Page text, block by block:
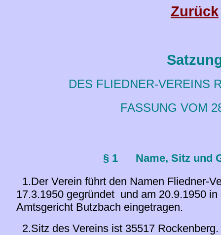
Zurück
DES FLIEDNER-VEREINS
FASSUNG VOM
§ 1 Name, Sitz und
1.Der Verein führt den Namen Fliedner-
17.3.1950 gegründet und am 20.9.1950
Amtsgericht Butzbach eingetragen.
2.Sitz des Vereins ist 35517 Rockenberg.